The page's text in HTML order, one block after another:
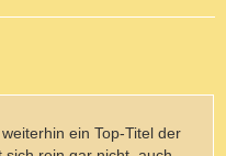
ein Top-Titel der